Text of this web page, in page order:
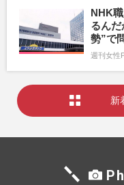
NHK
るん
勢”で
週刊女性
新